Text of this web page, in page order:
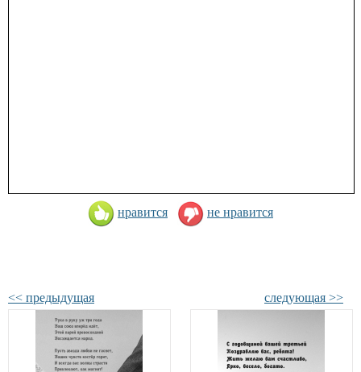
нравится не нравится
<< предыдущая следующая >>